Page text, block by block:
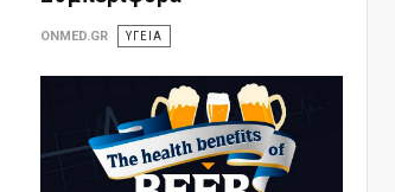
ONMED.GR ΥΓΕΙΑ